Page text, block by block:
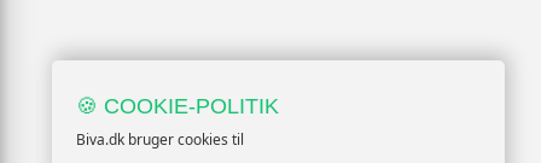
🍪 COOKIE-POLITIK
Biva.dk bruger cookies til